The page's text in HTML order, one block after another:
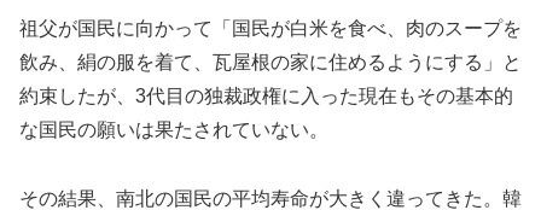
祖父が国民に向かって「国民が白米を食べ、肉のスープを
飲み、絹の服を着て、瓦屋根の家に住めるようにする」と
約束したが、3代目の独裁政権に入った現在もその基本的
な国民の願いは果たされていない。
その結果、南北の国民の平均寿命が大きく違ってきた。韓